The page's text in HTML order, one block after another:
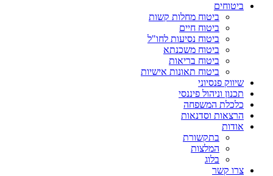
ביטוחים
ביטוח מחלות קשות
ביטוח חיים
ביטוח נסיעות לחו"ל
ביטוח משכנתא
ביטוח בריאות
ביטוח תאונות אישיות
שיווק פנסיוני
תכנון וניהול פיננסי
כלכלת המשפחה
הרצאות וסדנאות
אודות
בתקשורת
המלצות
בלוג
צרו קשר